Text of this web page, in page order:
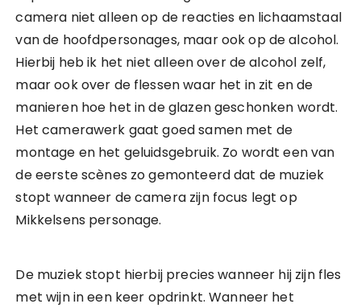
camera niet alleen op de reacties en lichaamstaal
van de hoofdpersonages, maar ook op de alcohol.
Hierbij heb ik het niet alleen over de alcohol zelf,
maar ook over de flessen waar het in zit en de
manieren hoe het in de glazen geschonken wordt.
Het camerawerk gaat goed samen met de
montage en het geluidsgebruik. Zo wordt een van
de eerste scènes zo gemonteerd dat de muziek
stopt wanneer de camera zijn focus legt op
Mikkelsens personage.
De muziek stopt hierbij precies wanneer hij zijn fles
met wijn in een keer opdrinkt. Wanneer het